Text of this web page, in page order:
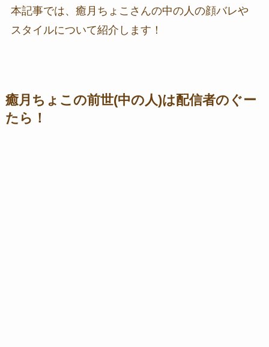
本記事では、癒月ちょこさんの中の人の顔バレや
スタイルについて紹介します！
癒月ちょこの前世(中の人)は配信者のぐー
たら！